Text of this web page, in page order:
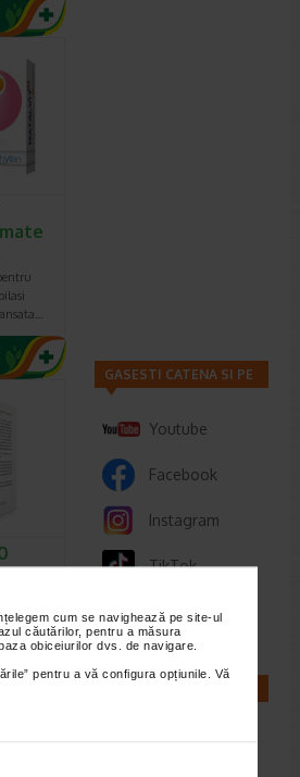
cum se navighează pe site-ul
căutărilor, pentru a măsura
obiceiurilor dvs. de navigare.
pentru a vă configura opțiunile. Vă
la
de…
GASESTI CATENA SI PE
Youtube
Facebook
Instagram
TikTok
Whatsapp